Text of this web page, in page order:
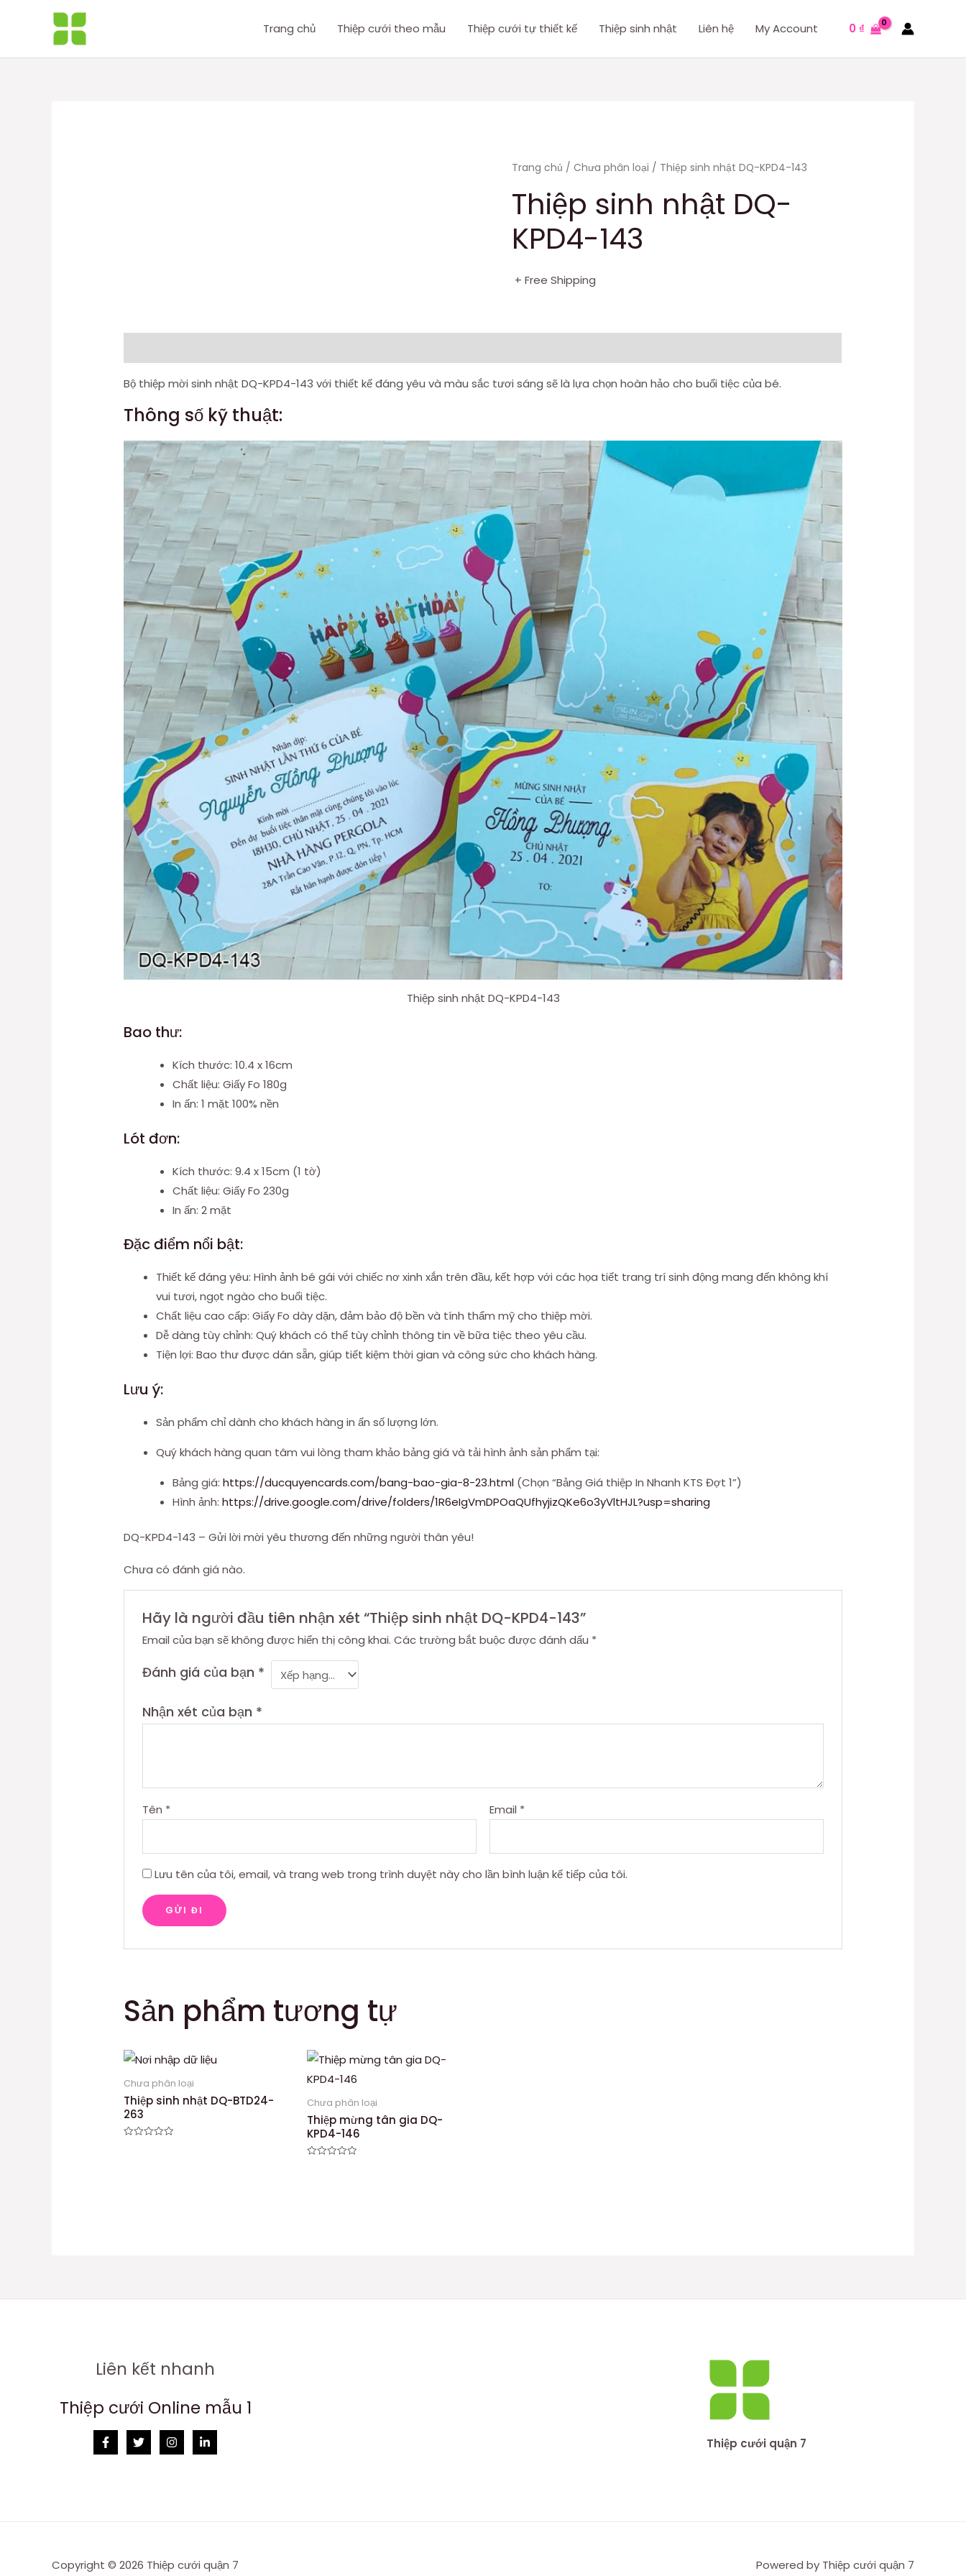
Trang chủ Thiệp cưới theo mẫu Thiệp cưới tự thiết kế Thiệp sinh nhật Liên hệ My Account 0 ₫
Trang chủ / Chưa phân loại / Thiệp sinh nhật DQ-KPD4-143
Thiệp sinh nhật DQ-
KPD4-143
+ Free Shipping
Bộ thiệp mời sinh nhật DQ-KPD4-143 với thiết kế đáng yêu và màu sắc tươi sáng sẽ là lựa chọn hoàn hảo cho buổi tiệc của bé.
Thông số kỹ thuật:
Thiệp sinh nhật DQ-KPD4-143
Bao thư:
Kích thước: 10.4 x 16cm
Chất liệu: Giấy Fo 180g
In ấn: 1 mặt 100% nền
Lót đơn:
Kích thước: 9.4 x 15cm (1 tờ)
Chất liệu: Giấy Fo 230g
In ấn: 2 mặt
Đặc điểm nổi bật:
Thiết kế đáng yêu: Hình ảnh bé gái với chiếc nơ xinh xắn trên đầu, kết hợp với các họa tiết trang trí sinh động mang đến không khí
vui tươi, ngọt ngào cho buổi tiệc.
Chất liệu cao cấp: Giấy Fo dày dặn, đảm bảo độ bền và tính thẩm mỹ cho thiệp mời.
Dễ dàng tùy chỉnh: Quý khách có thể tùy chỉnh thông tin về bữa tiệc theo yêu cầu.
Tiện lợi: Bao thư được dán sẵn, giúp tiết kiệm thời gian và công sức cho khách hàng.
Lưu ý:
Sản phẩm chỉ dành cho khách hàng in ấn số lượng lớn.
Quý khách hàng quan tâm vui lòng tham khảo bảng giá và tải hình ảnh sản phẩm tại:
Bảng giá: https://ducquyencards.com/bang-bao-gia-8-23.html(Chọn “Bảng Giá thiệp In Nhanh KTS Đợt 1”)
Hình ảnh: https://drive.google.com/drive/folders/1R6eIgVmDPOaQUfhyjizQKe6o3yVltHJL?usp=sharing
DQ-KPD4-143 – Gửi lời mời yêu thương đến những người thân yêu!
Chưa có đánh giá nào.
Hãy là người đầu tiên nhận xét “Thiệp sinh nhật DQ-KPD4-143”
Email của bạn sẽ không được hiển thị công khai. Các trường bắt buộc được đánh dấu *
Đánh giá của bạn *
Nhận xét của bạn *
Tên * Email *
Lưu tên của tôi, email, và trang web trong trình duyệt này cho lần bình luận kế tiếp của tôi.
Sản phẩm tương tự
Chưa phân loại
Thiệp sinh nhật DQ-BTD24-
263
Chưa phân loại
Thiệp mừng tân gia DQ-
KPD4-146
Liên kết nhanh
Thiệp cưới Online mẫu 1
Thiệp cưới quận 7
Copyright © 2026 Thiệp cưới quận 7 Powered by Thiệp cưới quận 7